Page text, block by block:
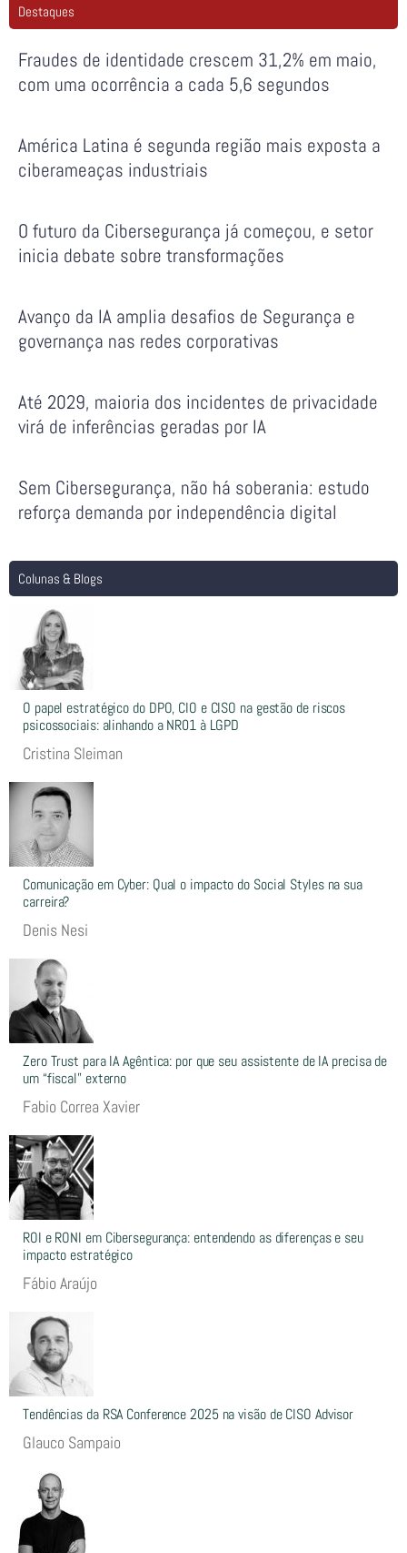
Destaques
Fraudes de identidade crescem 31,2% em maio,
com uma ocorrência a cada 5,6 segundos
América Latina é segunda região mais exposta a
ciberameaças industriais
O futuro da Cibersegurança já começou, e setor
inicia debate sobre transformações
Avanço da IA amplia desafios de Segurança e
governança nas redes corporativas
Até 2029, maioria dos incidentes de privacidade
virá de inferências geradas por IA
Sem Cibersegurança, não há soberania: estudo
reforça demanda por independência digital
Colunas & Blogs
O papel estratégico do DPO, CIO e CISO na gestão de riscos
psicossociais: alinhando a NR01 à LGPD
Cristina Sleiman
Comunicação em Cyber: Qual o impacto do Social Styles na sua
carreira?
Denis Nesi
Zero Trust para IA Agêntica: por que seu assistente de IA precisa de
um “fiscal” externo
Fabio Correa Xavier
ROI e RONI em Cibersegurança: entendendo as diferenças e seu
impacto estratégico
Fábio Araújo
Tendências da RSA Conference 2025 na visão de CISO Advisor
Glauco Sampaio